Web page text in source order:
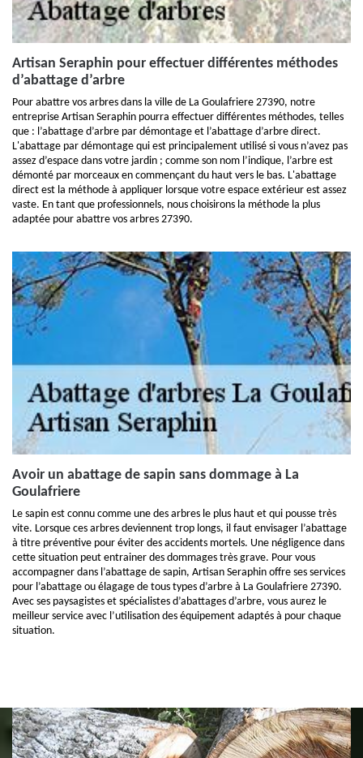
Artisan Seraphin pour effectuer différentes méthodes
d’abattage d’arbre
Pour abattre vos arbres dans la ville de La Goulafriere 27390, notre
entreprise Artisan Seraphin pourra effectuer différentes méthodes, telles
que : l’abattage d’arbre par démontage et l’abattage d’arbre direct.
L'abattage par démontage qui est principalement utilisé si vous n’avez pas
assez d’espace dans votre jardin ; comme son nom l’indique, l’arbre est
démonté par morceaux en commençant du haut vers le bas. L'abattage
direct est la méthode à appliquer lorsque votre espace extérieur est assez
vaste. En tant que professionnels, nous choisirons la méthode la plus
adaptée pour abattre vos arbres 27390.
Avoir un abattage de sapin sans dommage à La
Goulafriere
Le sapin est connu comme une des arbres le plus haut et qui pousse très
vite. Lorsque ces arbres deviennent trop longs, il faut envisager l’abattage
à titre préventive pour éviter des accidents mortels. Une négligence dans
cette situation peut entrainer des dommages très grave. Pour vous
accompagner dans l’abattage de sapin, Artisan Seraphin offre ses services
pour l’abattage ou élagage de tous types d’arbre à La Goulafriere 27390.
Avec ses paysagistes et spécialistes d’abattages d’arbre, vous aurez le
meilleur service avec l’utilisation des équipement adaptés à pour chaque
situation.